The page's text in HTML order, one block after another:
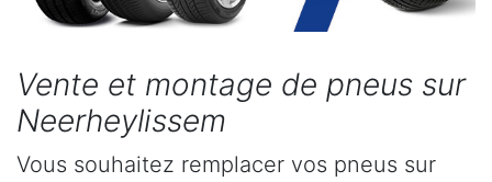
Vente et montage de pneus sur
Neerheylissem
Vous souhaitez remplacer vos pneus sur